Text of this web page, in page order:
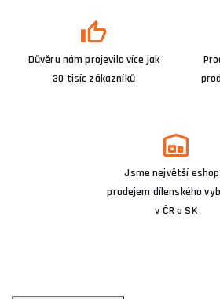
Důvěru nám projevilo více jak
30 tisíc zákazníků
Jsme největší
prodejem dílenského
v ČR a SK